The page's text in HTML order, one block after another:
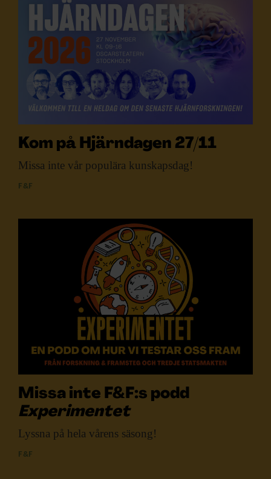
Kom på Hjärndagen 27/11
Missa inte vår populära kunskapsdag!
F&F
Missa inte F&F:s podd
Experimentet
Lyssna på hela vårens säsong!
F&F